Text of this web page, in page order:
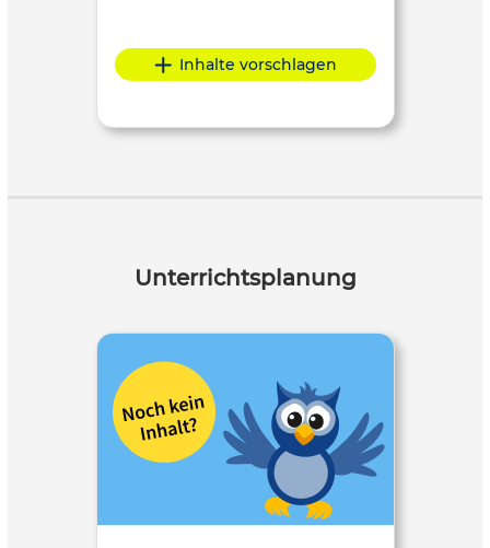
Inhalte vorschlagen
Unterrichtsplanung